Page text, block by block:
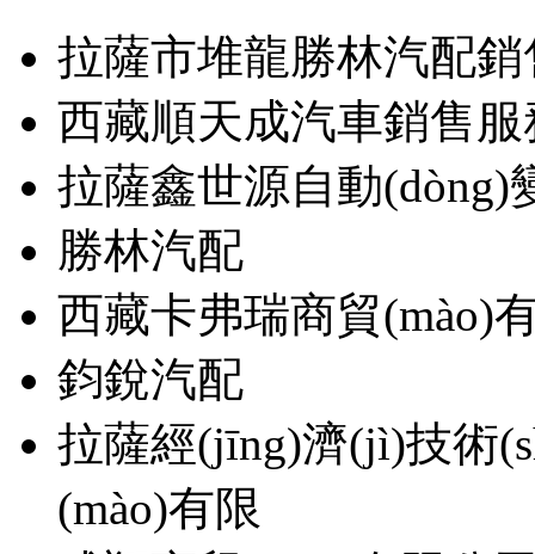
拉薩市堆龍勝林汽配銷
西藏順天成汽車銷售
拉薩鑫世源自動(dòng)
勝林汽配
西藏卡弗瑞商貿(mào)
鈞銳汽配
拉薩經(jīng)濟(jì)技術
(mào)有限